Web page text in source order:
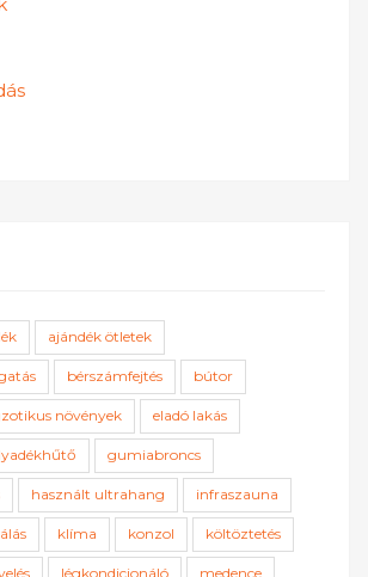
ajándék ötletek
bérszámfejtés bútor
növények eladó lakás
gumiabroncs
használt ultrahang infraszauna
klíma konzol költöztetés
légkondicionáló medence